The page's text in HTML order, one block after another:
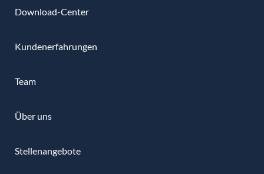
Download-Center
Kundenerfahrungen
Team
Über uns
Stellenangebote